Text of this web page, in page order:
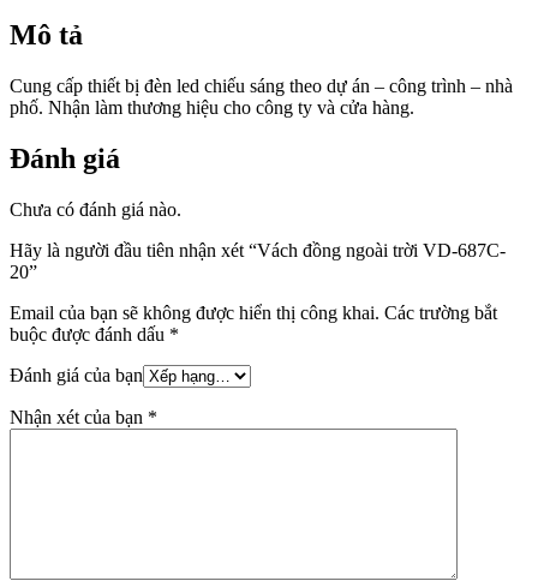
Mô tả
Cung cấp thiết bị đèn led chiếu sáng theo dự án – công trình – nhà
phố. Nhận làm thương hiệu cho công ty và cửa hàng.
Đánh giá
Chưa có đánh giá nào.
Hãy là người đầu tiên nhận xét “Vách đồng ngoài trời VD-687C-
20”
Email của bạn sẽ không được hiển thị công khai. Các trường bắt
buộc được đánh dấu *
Đánh giá của bạn
Nhận xét của bạn *